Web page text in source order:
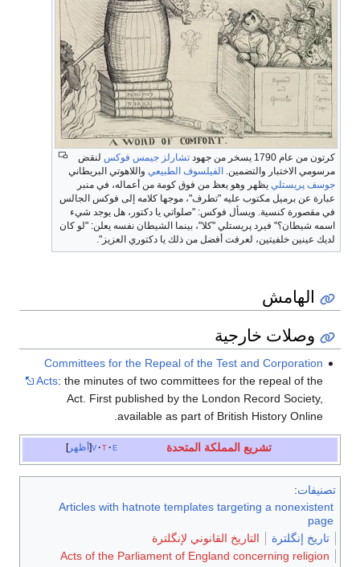
كرتون من عام 1790 يسخر من جهود تشارلز جيمس فوكس لنقض
مرسومي الاختبار والتضمين. الفيلسوف الطبيعي واللاهوتي البريطاني
جوسف پريستلي يظهر وهو يعظ من فوق كومة من أعماله، في منبر
عبارة عن برميل مكتوب عليه "تطرف"، موجها كلامه إلى فوكس الجالس
في مقصورة كنسية. ويسأل فوكس: "صلواتي يا دكتور، هل يوجد شيء
اسمه شيطان؟" فيرد پريستلي "كلا"، بينما الشيطان نفسه يعلن: "لو كان
لديك عينين خلفيتين، لعرفت أفضل من ذلك يا دكتوري العزيز".
الهامش
وصلات خارجية
Committees for the Repeal of the Test and Corporation
Acts: the minutes of two committees for the repeal of the
Act. First published by the London Record Society,
available as part of British History Online.
أظهر v t e تشريع المملكة المتحدة
تصنيفات:
Articles with hatnote templates targeting a nonexistent
page
تاريخ إنگلترة
التاريخ القانوني لإنگلترة
Acts of the Parliament of England concerning religion